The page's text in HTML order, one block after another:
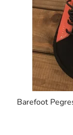
Barefoot